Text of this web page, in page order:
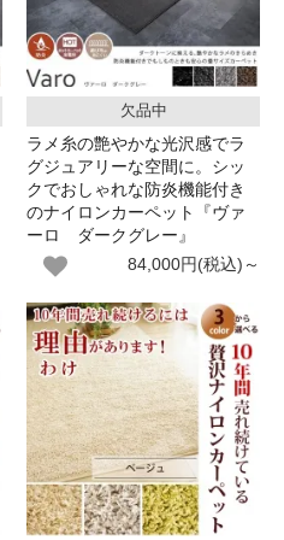
欠品中
ラメ糸の艶やかな光沢感でラ
グジュアリーな空間に。シッ
クでおしゃれな防炎機能付き
のナイロンカーペット『ヴァ
ーロ ダークグレー』
84,000円(税込)～